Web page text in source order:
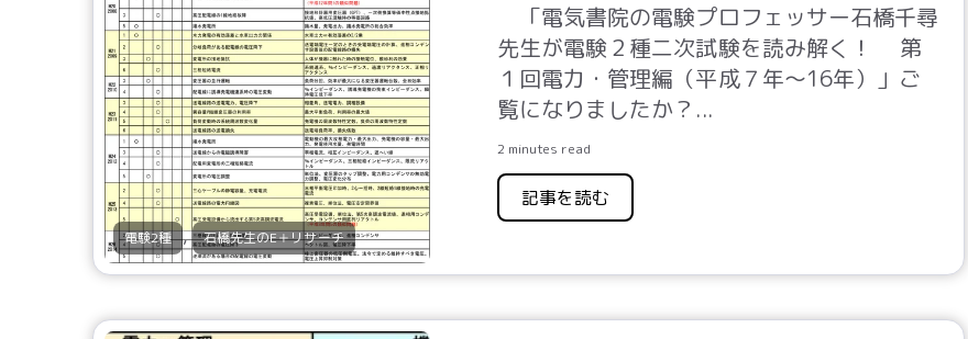
電験2種 , 石橋先生のE＋リサーチ
「電気書院の電験プロフェッサー石橋千尋
先生が電験２種二次試験を読み解く！ 第
１回電力・管理編（平成７年～16年）」ご
覧になりましたか？ ...
2 minutes read
記事を読む